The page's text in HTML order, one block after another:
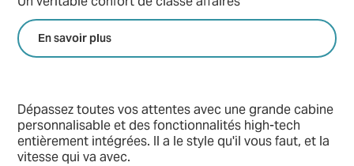
En savoir plus
Dépassez toutes vos attentes avec une grande cabine
personnalisable et des fonctionnalités high-tech
entièrement intégrées. Il a le style qu'il vous faut, et la
vitesse qui va avec.